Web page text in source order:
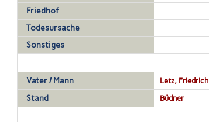
Friedhof
Todesursache
Sonstiges
Vater / Mann Letz, Friedrich
Stand Büdner